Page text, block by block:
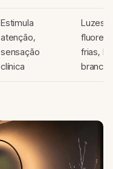
Estimula
atenção,
sensação
clínica
Luzes
frias,
branco